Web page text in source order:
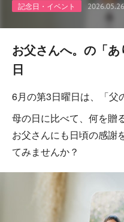
記念日・イベント
お父さんへ。の「
日
6月の第3日曜日は、「父
母の日に比べて、何を贈
お父さんにも日頃の感謝
てみませんか？